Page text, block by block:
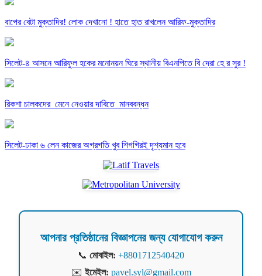
বাপের বেটা মুক্তাদির! লোক দেখানো ! হাতে হাত রাখলেন আরিফ-মুক্তাদির
সিলেট-৪ আসনে আরিফুল হকের মনোনয়ন ঘিরে স্থানীয় বিএনপিতে বি দ্রো হে র সুর !
রিকশা চালকদের মেনে নেওয়ার দাবিতে মানববন্ধন
সিলেট-ঢাকা ৬ লেন কাজের অগ্রগতি খুব শিগগিরই দৃশ্যমান হবে
আপনার প্রতিষ্ঠানের বিজ্ঞাপনের জন্য যোগাযোগ করুন
📞 মোবাইল: +8801712540420
✉️ইমেইল: pavel.syl@gmail.com